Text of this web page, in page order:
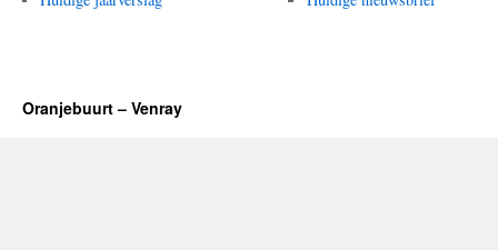
Oranjebuurt – Venray